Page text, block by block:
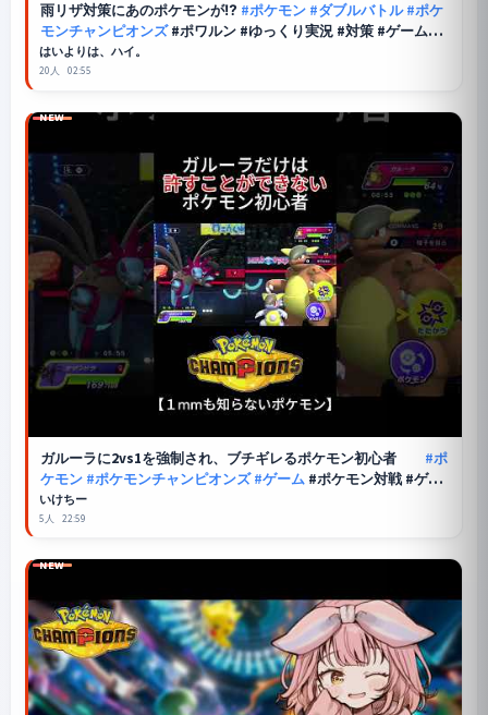
雨リザ対策にあのポケモンが⁉ #ポケモン #ダブルバトル #ポケ
モンチャンピオンズ#ポワルン #ゆっくり実況 #対策 #ゲーム実
況
はいよりは、ハイ。
20人 02:55
ガルーラに2vs1を強制され、ブチギレるポケモン初心者 #ポ
ケモン #ポケモンチャンピオンズ #ゲーム#ポケモン対戦 #ゲー
ム実況 #ポケチャン
NEW
いけちー
5人 22:59
NEW